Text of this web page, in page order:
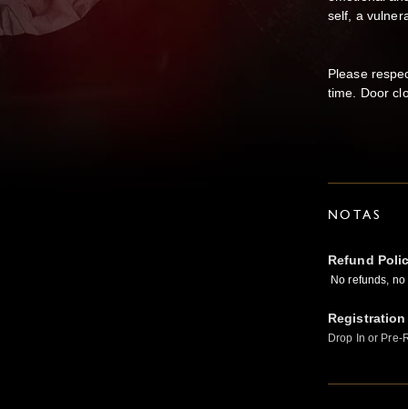
self, a
Please
time. Door
NOTAS
Refund
No refunds,
Drop In or Pre-